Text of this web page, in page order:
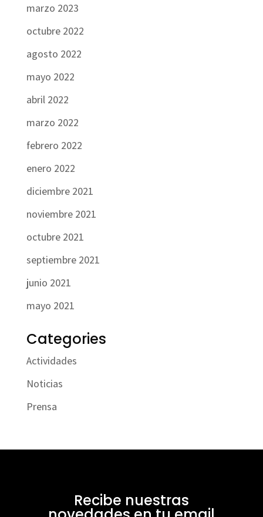
marzo 2023
octubre 2022
agosto 2022
mayo 2022
abril 2022
marzo 2022
febrero 2022
enero 2022
diciembre 2021
noviembre 2021
octubre 2021
septiembre 2021
junio 2021
mayo 2021
Categories
Actividades
Noticias
Prensa
Recibe nuestras